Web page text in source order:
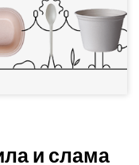
и слама